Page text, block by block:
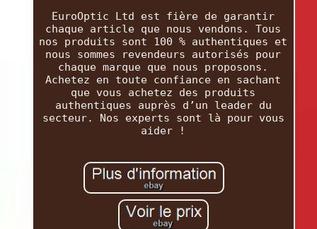
EuroOptic Ltd est fière de garantir
chaque article que nous vendons. Tous
nos produits sont 100 % authentiques et
nous sommes revendeurs autorisés pour
chaque marque que nous proposons.
Achetez en toute confiance en sachant
que vous achetez des produits
authentiques auprès d’un leader du
secteur. Nos experts sont là pour vous
aider !